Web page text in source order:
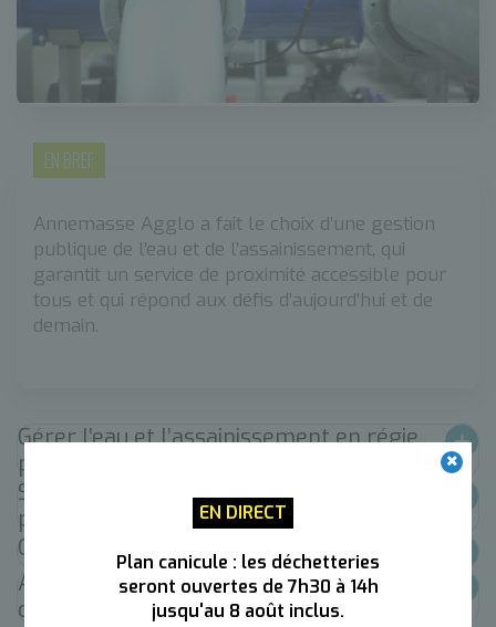
EN DIRECT
Plan canicule : les déchetteries
seront ouvertes de 7h30 à 14h
jusqu'au 8 août inclus.
EN BREF
Annemasse Agglo a fait le choix d’une gestion
publique de l’eau et de l’assainissement, qui
garantit un service de proximité accessible pour
tous et qui répond aux défis d’aujourd’hui et de
demain.
Gérer l’eau et l’assainissement en régie
publique directe
Structurer un service public complet et
performant
Offrir un prix de l’eau stable et équitable
Anticiper les besoins avec un schéma
directeur de l'eau